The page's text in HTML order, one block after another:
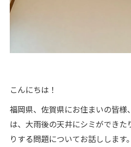
こんにちは！
福岡県、佐賀県にお住まいの皆様
は、大雨後の天井にシミができた
りする問題についてお話しします